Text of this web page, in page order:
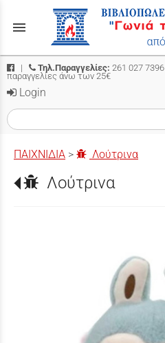
menu
| Τηλ.Παραγγελίες: 261 027 7396
παραγγελίες άνω των 25€
Login
ΠΑΙΧΝΙΔΙΑ > Λούτρινα
Λούτρινα